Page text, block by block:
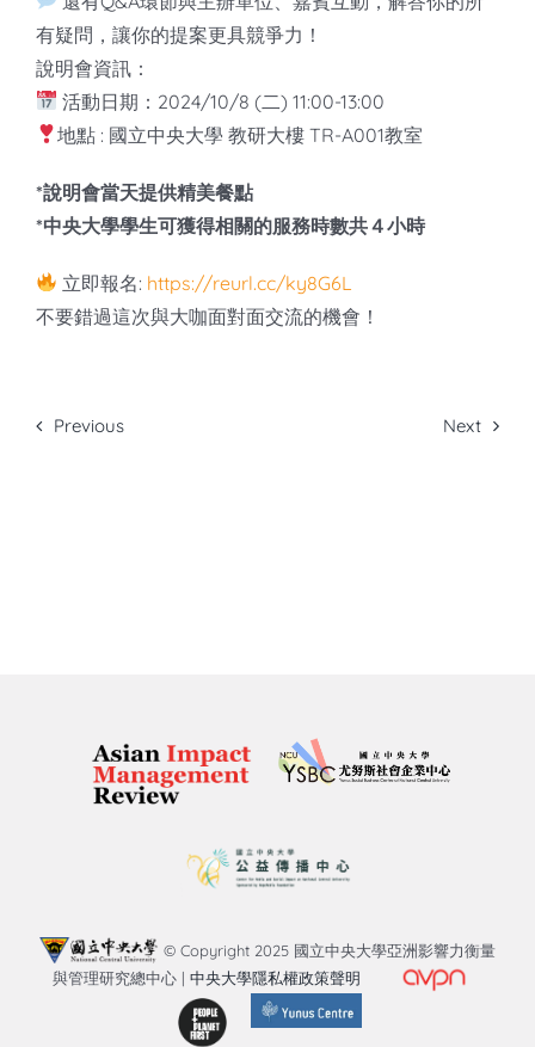
有疑問，讓你的提案更具競爭力！
說明會資訊：
活動日期：2024/10/8 (二) 11:00-13:00
地點 : 國立中央大學 教研大樓 TR-A001教室
*說明會當天提供精美餐點
*中央大學學生可獲得相關的服務時數共４小時
立即報名: https://reurl.cc/ky8G6L
不要錯過這次與大咖面對面交流的機會！
Previous Next
© Copyright 2025 國立中央大學亞洲影響力衡量
與管理研究總中心 | 中央大學隱私權政策聲明